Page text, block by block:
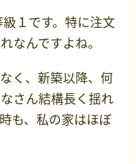
１です。特に注文
なんですよね。
く、新築以降、何
さん結構長く揺れ
も、私の家はほぼ